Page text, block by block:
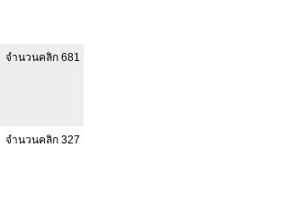
จำนวนคลิก 681
จำนวนคลิก 327